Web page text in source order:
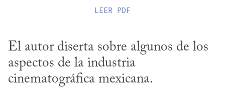
LEER PDF
El autor diserta sobre algunos de los
aspectos de la industria
cinematográfica mexicana.